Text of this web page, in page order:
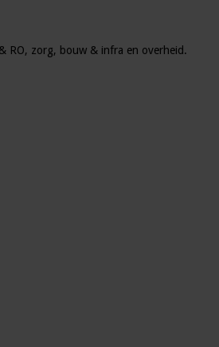
RO, zorg, bouw & infra en overheid.